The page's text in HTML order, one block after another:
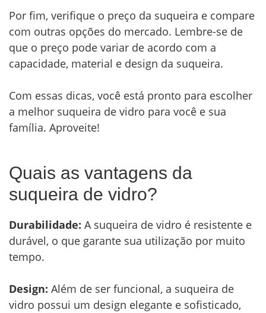
Por fim, verifique o preço da suqueira e compare
com outras opções do mercado. Lembre-se de
que o preço pode variar de acordo com a
capacidade, material e design da suqueira.
Com essas dicas, você está pronto para escolher
a melhor suqueira de vidro para você e sua
família. Aproveite!
Quais as vantagens da
suqueira de vidro?
Durabilidade: A suqueira de vidro é resistente e
durável, o que garante sua utilização por muito
tempo.
Design: Além de ser funcional, a suqueira de
vidro possui um design elegante e sofisticado,